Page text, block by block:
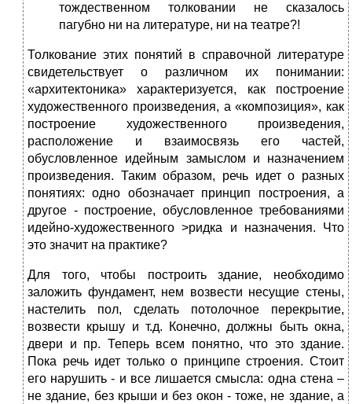
тождественном толковании не сказалось
пагубно ни на литературе, ни на театре?!
Толкование этих понятий в справочной литературе
свидетельствует о различном их понимании:
«архитектоника» характеризуется, как построение
художественного произведения, а «композиция», как
построение художественного произведения,
расположение и взаимосвязь его частей,
обусловленное идейным замыслом и назначением
произведения. Таким образом, речь идет о разных
понятиях: одно обозначает принцип построения, а
другое - построение, обусловленное требованиями
идейно-художественного >ридка и назначения. Что
это значит на практике?
Для того, чтобы построить здание, необходимо
заложить фундамент, нем возвести несущие стены,
настелить пол, сделать потолочное перекрытие,
возвести крышу и т.д. Конечно, должны быть окна,
двери и пр. Теперь всем понятно, что это здание.
Пока речь идет только о принципе строения. Стоит
его нарушить - и все лишается смысла: одна стена –
не здание, без крыши и без окон - тоже, не здание, а